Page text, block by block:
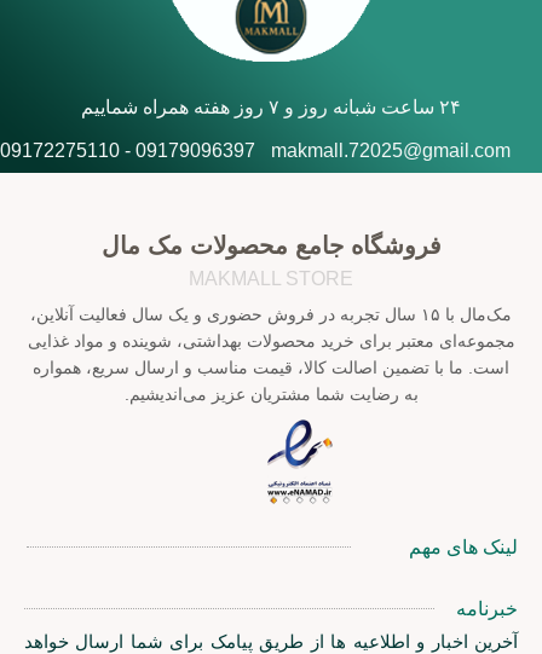
۲۴ ساعت شبانه روز و ۷ روز هفته همراه شماییم
makmall.72025@gmail.com
09179096397 - 09172275110
فروشگاه جامع محصولات مک مال
MAKMALL STORE
مک‌مال با ۱۵ سال تجربه در فروش حضوری و یک سال فعالیت آنلاین،
مجموعه‌ای معتبر برای خرید محصولات بهداشتی، شوینده و مواد غذایی
است. ما با تضمین اصالت کالا، قیمت مناسب و ارسال سریع، همواره
به رضایت شما مشتریان عزیز می‌اندیشیم.
لینک های مهم
خبرنامه
آخرین اخبار و اطلاعیه ها از طریق پیامک برای شما ارسال خواهد